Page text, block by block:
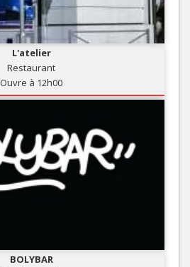
L'atelier
Restaurant
Ouvre à 12h00
BOLYBAR